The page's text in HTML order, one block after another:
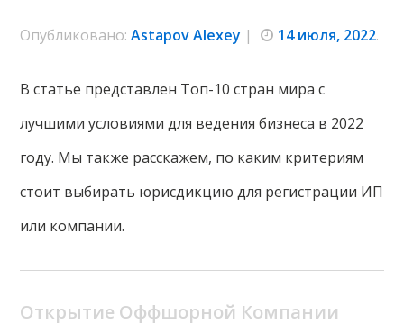
Опубликовано:Astapov Alexey | 14 июля, 2022.
В статье представлен Топ-10 стран мира с
лучшими условиями для ведения бизнеса в 2022
году. Мы также расскажем, по каким критериям
стоит выбирать юрисдикцию для регистрации ИП
или компании.
Открытие Оффшорной Компании